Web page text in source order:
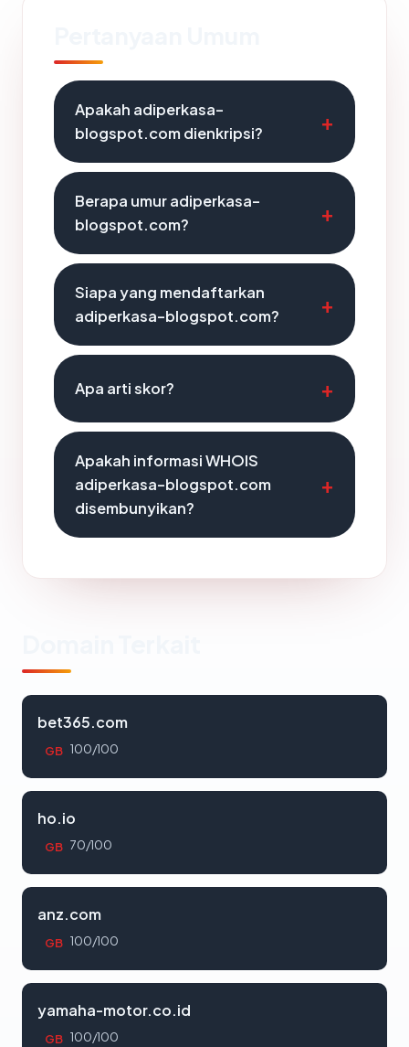
Apakah adiperkasa-
blogspot.com dienkripsi?
Berapa umur adiperkasa-
blogspot.com?
Siapa yang mendaftarkan
adiperkasa-blogspot.com?
Apa arti skor?
Apakah informasi WHOIS
adiperkasa-blogspot.com
disembunyikan?
bet365.com
GB 100/100
ho.io
GB 70/100
anz.com
GB 100/100
yamaha-motor.co.id
GB 100/100